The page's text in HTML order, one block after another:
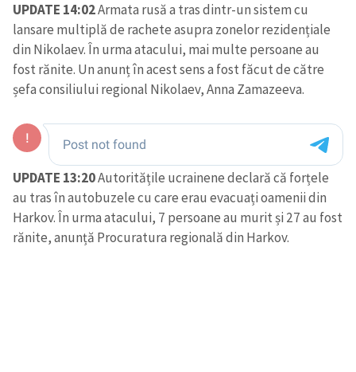
UPDATE 14:02Armata rusă a tras dintr-un sistem cu
lansare multiplă de rachete asupra zonelor rezidențiale
din Nikolaev. În urma atacului, mai multe persoane au
fost rănite. Un anunț în acest sens a fost făcut de către
șefa consiliului regional Nikolaev, Anna Zamazeeva.
UPDATE 13:20Autoritățile ucrainene declară că forțele
au tras în autobuzele cu care erau evacuați oamenii din
Harkov. În urma atacului, 7 persoane au murit și 27 au fost
rănite, anunță Procuratura regională din Harkov.